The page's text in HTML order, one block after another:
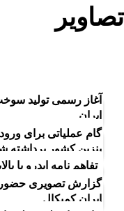
تصاویر
آغاز رسمی تولید
ایران
25
اردیبهش
ت
گام عملیاتی برای
بنزین کشور برداشته
20
اردیبهش
تفاهم نامه ایدرو با
23
گزارش تصویری
ایران کمیکال